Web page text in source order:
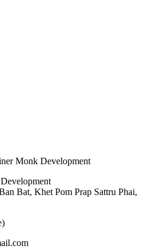
Monk Development
Bat, Khet Pom Prap Sattru Phai,